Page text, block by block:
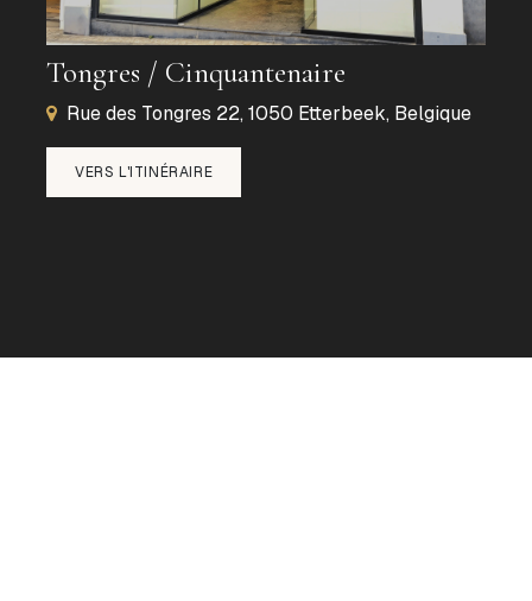
Tongres / Cinquantenaire
Rue des Tongres 22, 1050 Etterbeek, Belgique
VERS L'ITINÉRAIRE